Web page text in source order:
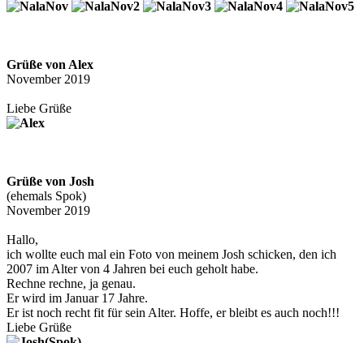
Grüße von Alex
November 2019
Liebe Grüße
Grüße von Josh
(ehemals Spok)
November 2019
Hallo,
ich wollte euch mal ein Foto von meinem Josh schicken, den ich
2007 im Alter von 4 Jahren bei euch geholt habe.
Rechne rechne, ja genau.
Er wird im Januar 17 Jahre.
Er ist noch recht fit für sein Alter. Hoffe, er bleibt es auch noch!!!
Liebe Grüße